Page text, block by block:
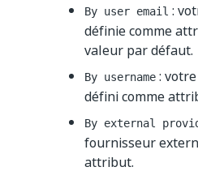
By user email :
définie comme
valeur par défaut.
By username :
défini comme
By external
fournisseur
attribut.